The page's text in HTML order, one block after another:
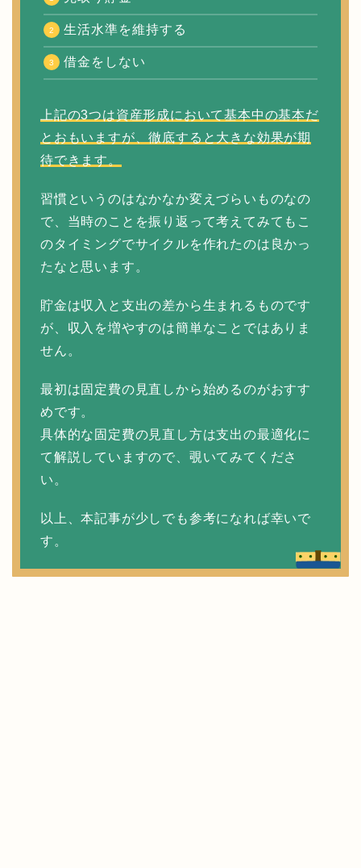
生活水準を維持する
借金をしない
上記の3つは資産形成において基本中の基本だ
とおもいますが、徹底すると大きな効果が期
待できます。
習慣というのはなかなか変えづらいものなの
で、当時のことを振り返って考えてみてもこ
のタイミングでサイクルを作れたのは良かっ
たなと思います。
貯金は収入と支出の差から生まれるものです
が、収入を増やすのは簡単なことではありま
せん。
最初は固定費の見直しから始めるのがおすす
めです。
具体的な固定費の見直し方は支出の最適化に
て解説していますので、覗いてみてくださ
い。
以上、本記事が少しでも参考になれば幸いで
す。